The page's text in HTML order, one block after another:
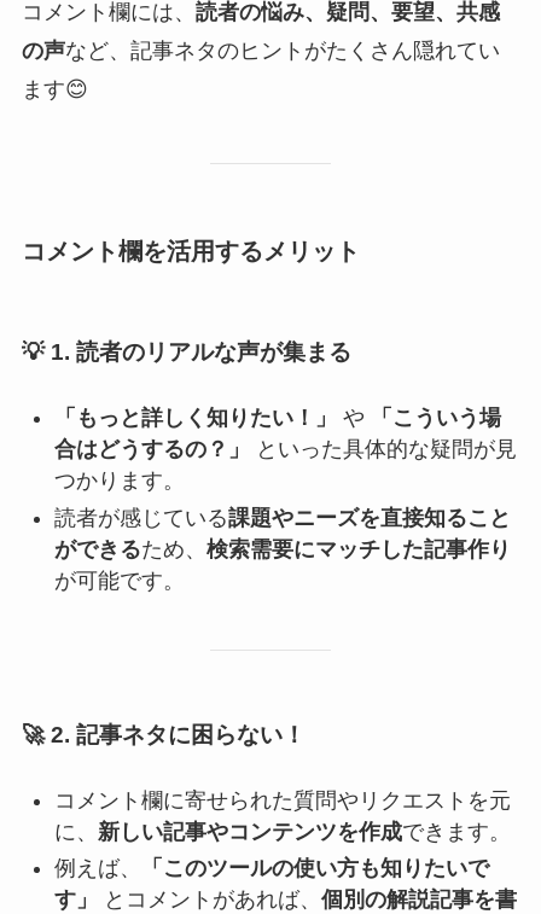
コメント欄には、 読者の悩み、疑問、要望、共感
の声など、記事ネタのヒントがたくさん隠れてい
ます😊
コメント欄を活用するメリット
💡 1. 読者のリアルな声が集まる
「もっと詳しく知りたい！」 や
「こういう場
合はどうするの？」
といった具体的な疑問が見
つかります。
読者が感じている課題やニーズを直接知ること
ができるため、 検索需要にマッチした記事作り
が可能です。
🚀2. 記事ネタに困らない！
コメント欄に寄せられた質問やリクエストを元
に、 新しい記事やコンテンツを作成できます。
例えば、
「このツールの使い方も知りたいで
す」
とコメントがあれば、 個別の解説記事を書